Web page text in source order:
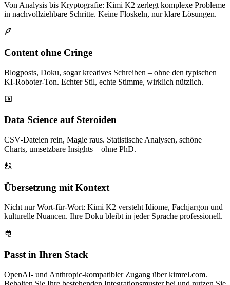
Von Analysis bis Kryptografie: Kimi K2 zerlegt komplexe Probleme
in nachvollziehbare Schritte. Keine Floskeln, nur klare Lösungen.
Content ohne Cringe
Blogposts, Doku, sogar kreatives Schreiben – ohne den typischen
KI‑Roboter‑Ton. Echter Stil, echte Stimme, wirklich nützlich.
Data Science auf Steroiden
CSV‑Dateien rein, Magie raus. Statistische Analysen, schöne
Charts, umsetzbare Insights – ohne PhD.
Übersetzung mit Kontext
Nicht nur Wort‑für‑Wort: Kimi K2 versteht Idiome, Fachjargon und
kulturelle Nuancen. Ihre Doku bleibt in jeder Sprache professionell.
Passt in Ihren Stack
OpenAI- und Anthropic-kompatibler Zugang über kimrel.com.